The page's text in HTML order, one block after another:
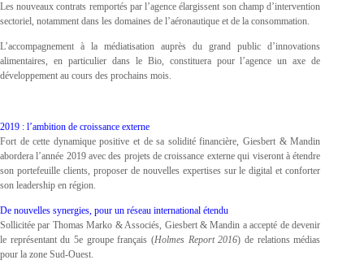
Les nouveaux contrats remportés par l’agence élargissent son champ d’intervention
sectoriel, notamment dans les domaines de l’aéronautique et de la consommation.
L’accompagnement à la médiatisation auprès du grand public d’innovations
alimentaires, en particulier dans le Bio, constituera pour l’agence un axe de
développement au cours des prochains mois.
2019 : l’ambition de croissance externe
Fort de cette dynamique positive et de sa solidité financière, Giesbert & Mandin
abordera l’année 2019 avec des projets de croissance externe qui viseront à étendre
son portefeuille clients, proposer de nouvelles expertises sur le digital et conforter
son leadership en région.
De nouvelles synergies, pour un réseau international étendu
Sollicitée par Thomas Marko & Associés, Giesbert & Mandin a accepté de devenir
le représentant du 5e groupe français (Holmes Report 2016) de relations médias
pour la zone Sud-Ouest.